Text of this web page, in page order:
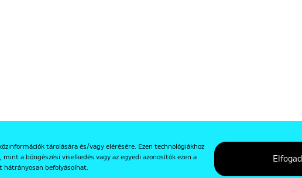
tárolására és/vagy elérésére. Ezen technológiákhoz
a böngészési viselkedés vagy az egyedi azonosítók ezen a
hátrányosan befolyásolhat.
Elfogad